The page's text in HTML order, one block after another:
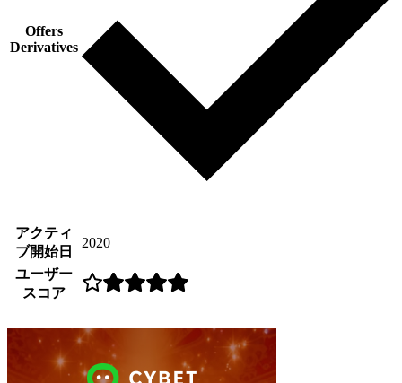
Offers
Derivatives
アクティ
ブ開始日
2020
ユーザー
スコア